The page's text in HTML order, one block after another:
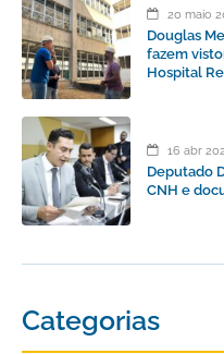
20 maio
Douglas
fazem
Hospital
16 abr
Deputado
CNH e
Categorias